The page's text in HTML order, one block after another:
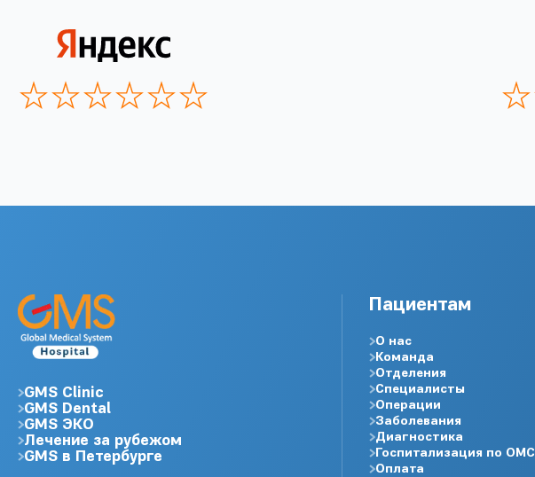
GMS Clinic
GMS Dental
GMS ЭКО
Лечение за рубежом
GMS в Петербурге
Пациентам
О нас
Команда
Отделения
Специалисты
Операции
Заболевания
Диагностика
Госпитализация по ОМС
Оплата